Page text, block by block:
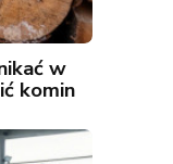
w
komin